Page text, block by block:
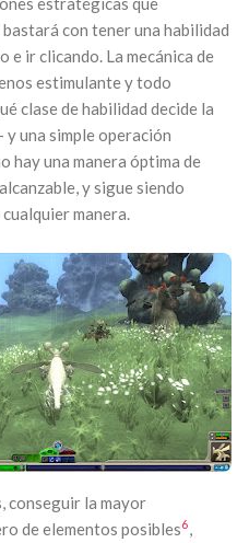
con tener una habilidad
e ir clicando. La mecánica de
estimulante y todo
clase de habilidad decide la
una simple operación
hay una manera óptima de
y sigue siendo
manera.
conseguir la mayor
de elementos posibles6,